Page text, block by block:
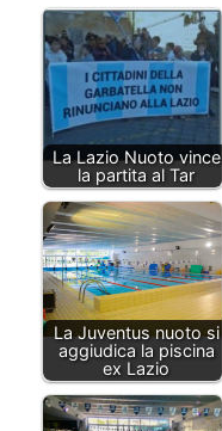
La Lazio Nuoto vince
la partita al Tar
La Juventus nuoto si
aggiudica la piscina
ex Lazio